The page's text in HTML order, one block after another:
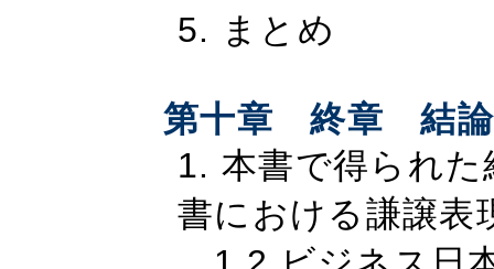
5. まとめ
第十章 終章 結論
1. 本書で得られ
書における謙譲表